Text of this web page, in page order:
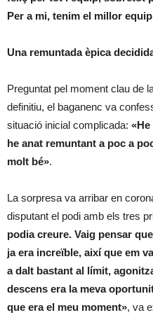
Per a mi, tenim el millor
​Una remuntada èpica
​Preguntat pel moment clau de
definitiu, el baganenc va
situació inicial complicada:
he anat remuntant a poc a
molt bé».
​La sorpresa va arribar en
disputant el podi amb els tres
podia creure. Vaig pensar
ja era increïble, així que em
a dalt bastant al límit,
descens era la meva
que era el meu moment», va